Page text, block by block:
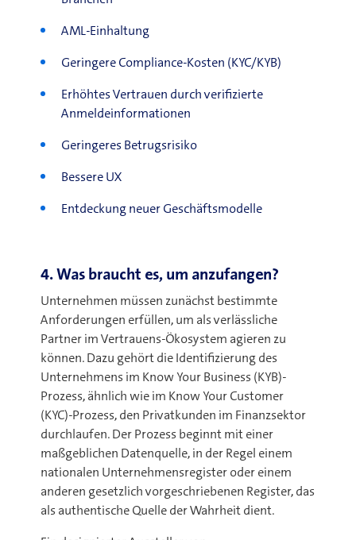
AML-Einhaltung
Geringere Compliance-Kosten (KYC/KYB)
ErhöhtesVertrauen durch verifizierte
Anmeldeinformationen
Geringeres Betrugsrisiko
Bessere UX
Entdeckung neuer Geschäftsmodelle
4. Was braucht es, um anzufangen?
Unternehmen müssen zunächst bestimmte
Anforderungen erfüllen, um als verlässliche
Partner im Vertrauens-Ökosystem agieren zu
können. Dazu gehört die Identifizierung des
Unternehmens im Know Your Business (KYB)-
Prozess, ähnlich wie im Know Your Customer
(KYC)-Prozess, den Privatkunden im Finanzsektor
durchlaufen. Der Prozess beginnt mit einer
maßgeblichen Datenquelle, in der Regel einem
nationalen Unternehmensregister oder einem
anderen gesetzlich vorgeschriebenen Register, das
als authentische Quelle der Wahrheit dient.